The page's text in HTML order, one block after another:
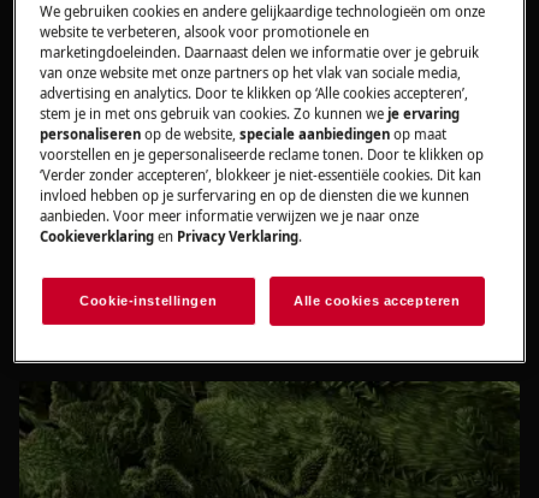
Accessoires
We gebruiken cookies en andere gelijkaardige technologieën om onze
website te verbeteren, alsook voor promotionele en
marketingdoeleinden. Daarnaast delen we informatie over je gebruik
van onze website met onze partners op het vlak van sociale media,
advertising en analytics. Door te klikken op ‘Alle cookies accepteren’,
stem je in met ons gebruik van cookies. Zo kunnen we je ervaring
personaliseren op de website,speciale aanbiedingen op maat
voorstellen en je gepersonaliseerde reclame tonen. Door te klikken op
‘Verder zonder accepteren’, blokkeer je niet-essentiële cookies. Dit kan
invloed hebben op je surfervaring en op de diensten die we kunnen
aanbieden. Voor meer informatie verwijzen we je naar onze
Cookieverklaring en Privacy Verklaring.
Cookie-instellingen Alle cookies accepteren